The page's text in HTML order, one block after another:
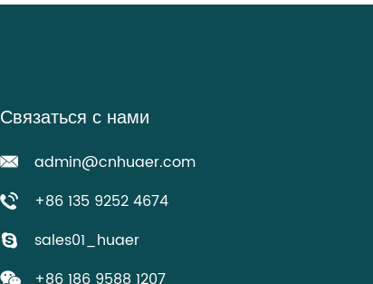
Связаться с нами
admin@cnhuaer.com
+86 135 9252 4674
sales01_huaer